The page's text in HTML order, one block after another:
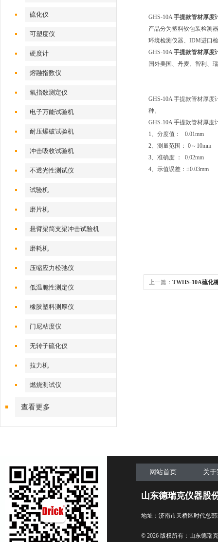
硫化仪
可塑度仪
硬度计
熔融指数仪
氧指数测定仪
电子万能试验机
耐压爆破试验机
冲击吸收试验机
不透光性测试仪
试验机
磨片机
悬臂梁简支梁冲击试验机
磨耗机
压缩应力松弛仪
低温脆性测定仪
橡胶塑料测厚仪
门尼粘度仪
无转子硫化仪
拉力机
燃烧测试仪
查看更多
GHS-10A手提款管材厚度
产品分为塑料软包装检测
环境检测仪器、IDM进口
GHS-10A手提款管材厚度
国外美国、丹麦、智利、
GHS-10A 手提款管材厚
种。
GHS-10A 手提款管材厚度
1、分度值： 0.01mm
2、测量范围： 0～10mm
3、准确度 ： 0.02mm
4、示值误差：±0.03mm
上一篇： TWHS-10A硫化
网站首页 关
山东德瑞克仪器股
地址：济南市天桥区时代总
© 2026 版权所有：山东德瑞